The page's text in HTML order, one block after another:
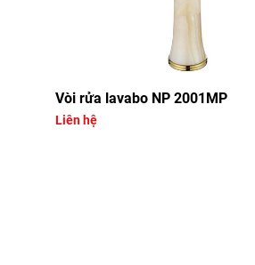
Vòi rửa lavabo NP 2001MP
Liên hệ